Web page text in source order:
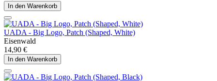
In den Warenkorb
UADA - Big Logo, Patch (Shaped, White)
Eisenwald
14,90 €
In den Warenkorb